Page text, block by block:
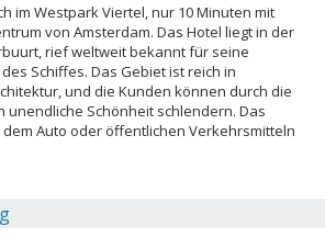
im Westpark Viertel, nur 10 Minuten mit
von Amsterdam. Das Hotel liegt in der
rief weltweit bekannt für seine
Schiffes. Das Gebiet ist reich in
und die Kunden können durch die
unendliche Schönheit schlendern. Das
Auto oder öffentlichen Verkehrsmitteln